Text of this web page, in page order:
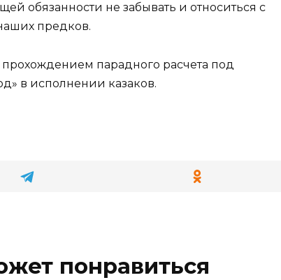
обязанности не забывать и относиться с
предков.
парадного расчета под
в исполнении казаков.
понравиться